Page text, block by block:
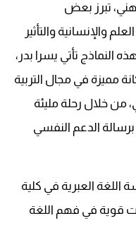
تبرز بعض
والإنسانية والتأثير
النماذج تأتي يسرا بدر،
مميزة في مجال التربية
من خلال رحلة مليئة
برسالة الدعم النفسي
اللغة العبرية في كلية
قوية في فهم اللغة